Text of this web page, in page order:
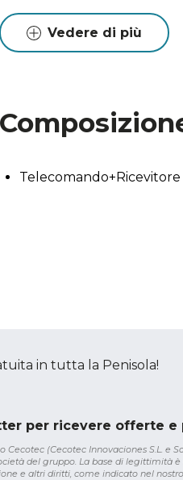
Vedere di più
Telecomando+Ricevitore
in tutta la Penisola!
per ricevere offerte e
(Cecotec Innovaciones S.L. e
del gruppo. La base di legittimità
e altri diritti, come indicato nel